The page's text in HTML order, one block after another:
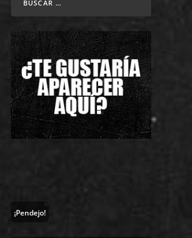
¡Pendejo!